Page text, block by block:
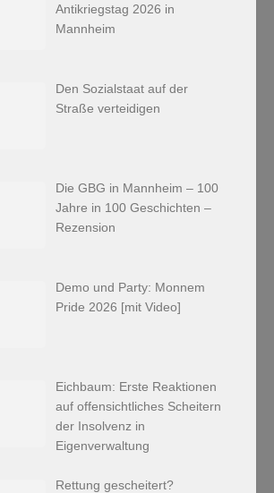
Antikriegstag 2026 in
Mannheim
Den Sozialstaat auf der
Straße verteidigen
Die GBG in Mannheim – 100
Jahre in 100 Geschichten –
Rezension
Demo und Party: Monnem
Pride 2026 [mit Video]
Eichbaum: Erste Reaktionen
auf offensichtliches Scheitern
der Insolvenz in
Eigenverwaltung
Rettung gescheitert?